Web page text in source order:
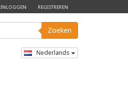
INLOGGEN REGISTREREN
Zoeken
Nederlands